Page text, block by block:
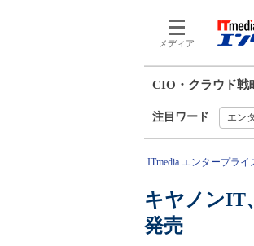
メディア
CIO・クラウド戦
注目ワード エン
ITmedia エンタープライ
キヤノンIT
発売